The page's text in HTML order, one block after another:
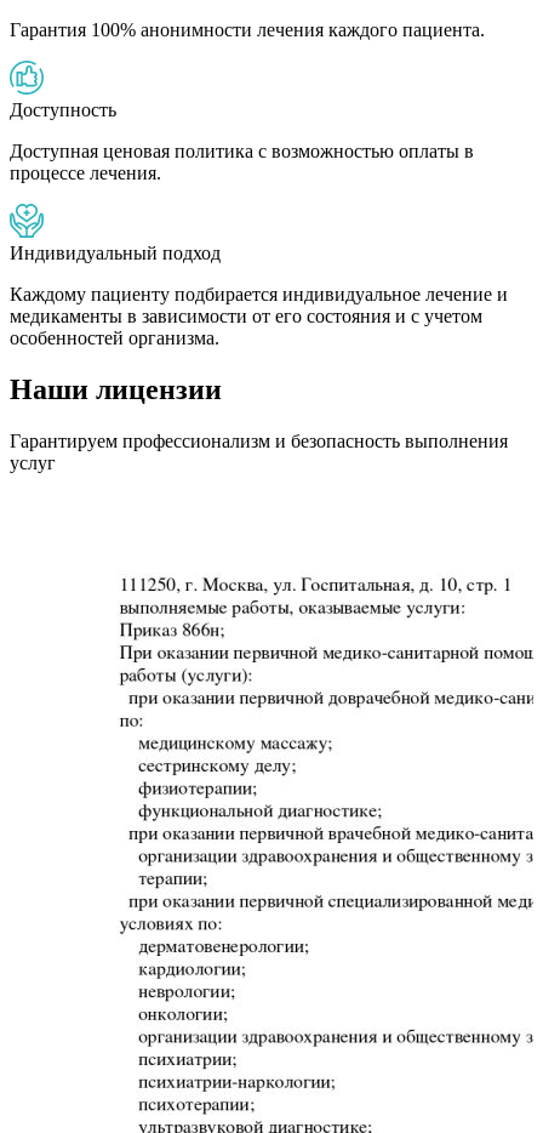
Гарантия 100% анонимности лечения каждого пациента.
Доступность
Доступная ценовая политика с возможностью оплаты в
процессе лечения.
Индивидуальный подход
Каждому пациенту подбирается индивидуальное лечение и
медикаменты в зависимости от его состояния и с учетом
особенностей организма.
Наши лицензии
Гарантируем профессионализм и безопасность выполнения
услуг